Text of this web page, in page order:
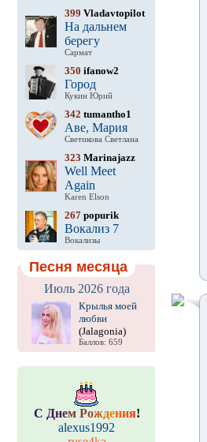
399 Vladavtopilot
На дальнем
берегу
Сармат
350 ifanow2
Город
Кукин Юрий
342 tumantho1
Аве, Мария
Светикова Светлана
323 Marinajazz
Well Meet
Again
Karen Elson
267popurik
Вокализ 7
Вокализы
Песня месяца
Июль 2026 года
Крылья моей
любви
(Jalagonia)
Баллов: 659
С Днем Рождения!
alexus1992